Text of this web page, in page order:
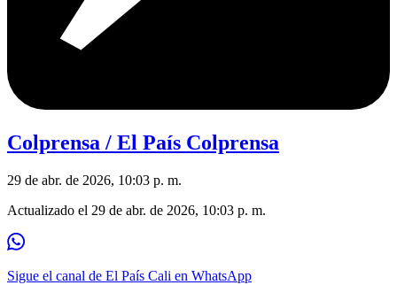
Colprensa / El País Colprensa
29 de abr. de 2026, 10:03 p. m.
Actualizado el 29 de abr. de 2026, 10:03 p. m.
Sigue el canal de El País Cali en WhatsApp